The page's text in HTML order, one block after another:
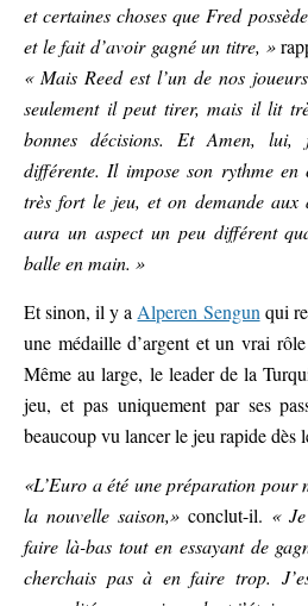
et certaines choses que Fred
et le fait d’avoir gagné un titre, »
« Mais Reed est l’un de nos
seulement il peut tirer, mais il lit
bonnes décisions. Et Amen, lui,
différente. Il impose son rythme en
très fort le jeu, et on demande aux
aura un aspect un peu différent
balle en main. »
Et sinon, il y a Alperen Sengun qui
une médaille d’argent et un vrai
Même au large, le leader de la
jeu, et pas uniquement par ses
beaucoup vu lancer le jeu rapide dès
«L’Euro a été une préparation
la nouvelle saison,» conclut-il. «
faire là-bas tout en essayant de
cherchais pas à en faire trop.